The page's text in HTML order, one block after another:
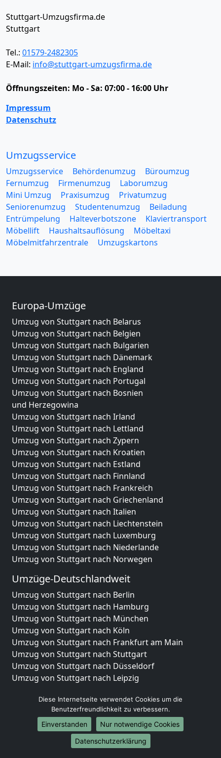
Stuttgart-Umzugsfirma.de
Stuttgart
Tel.: 01579-2482305
E-Mail: info@stuttgart-umzugsfirma.de
Öffnungszeiten: Mo - Sa: 07:00 - 16:00 Uhr
Impressum
Datenschutz
Umzugsservice
Umzugsservice Behördenumzug
Büroumzug
Fernumzug
Firmenumzug
Laborumzug
Mini Umzug
Praxisumzug
Privatumzug
Seniorenumzug
Studentenumzug
Beiladung
Entrümpelung
Halteverbotszone
Klaviertransport
Möbellift
Haushaltsauflösung
Möbeltaxi
Möbelmitfahrzentrale
Umzugskartons
Europa-Umzüge
Umzug von Stuttgart nach Belarus
Umzug von Stuttgart nach Belgien
Umzug von Stuttgart nach Bulgarien
Umzug von Stuttgart nach Dänemark
Umzug von Stuttgart nach England
Umzug von Stuttgart nach Portugal
Umzug von Stuttgart nach Bosnien
und Herzegowina
Umzug von Stuttgart nach Irland
Umzug von Stuttgart nach Lettland
Umzug von Stuttgart nach Zypern
Umzug von Stuttgart nach Kroatien
Umzug von Stuttgart nach Estland
Umzug von Stuttgart nach Finnland
Umzug von Stuttgart nach Frankreich
Umzug von Stuttgart nach Griechenland
Umzug von Stuttgart nach Italien
Umzug von Stuttgart nach Liechtenstein
Umzug von Stuttgart nach Luxemburg
Umzug von Stuttgart nach Niederlande
Umzug von Stuttgart nach Norwegen
Umzüge-Deutschlandweit
Umzug von Stuttgart nach Berlin
Umzug von Stuttgart nach Hamburg
Umzug von Stuttgart nach München
Umzug von Stuttgart nach Köln
Umzug von Stuttgart nach Frankfurt am Main
Umzug von Stuttgart nach Stuttgart
Umzug von Stuttgart nach Düsseldorf
Umzug von Stuttgart nach Leipzig
Umzug von Stuttgart nach Essen
Umzug von Stuttgart nach Bremen
Umzug von Stuttgart nach Dresden
Umzug von Stuttgart nach Hannover
Umzug von Stuttgart nach Nürnberg
Diese Internetseite verwendet Cookies um die
Benutzerfreundlichkeit zu verbessern.
Einverstanden
Nur notwendige Cookies
Datenschutzerklärung